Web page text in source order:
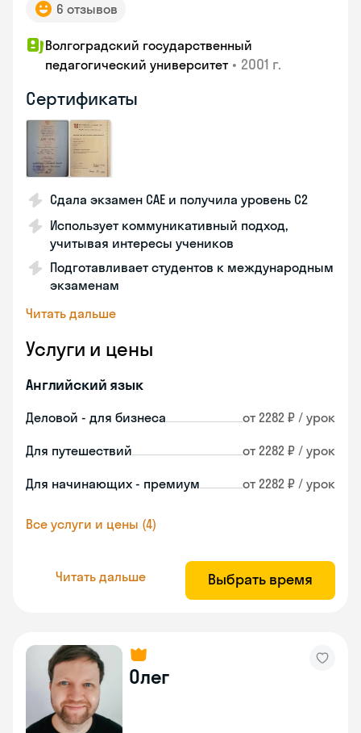
6 отзывов
Волгоградский государственный
педагогический университет • 2001 г.
Сертификаты
Сдала экзамен CAE и получила уровень С2
Использует коммуникативный подход,
учитывая интересы учеников
Подготавливает студентов к международным
экзаменам
Читать дальше
Услуги и цены
Английский язык
Деловой - для бизнеса от 2282 ₽ / урок
Для путешествий от 2282 ₽ / урок
Для начинающих - премиум от 2282 ₽ / урок
Все услуги и цены (4)
Читать дальше Выбрать время
Олег